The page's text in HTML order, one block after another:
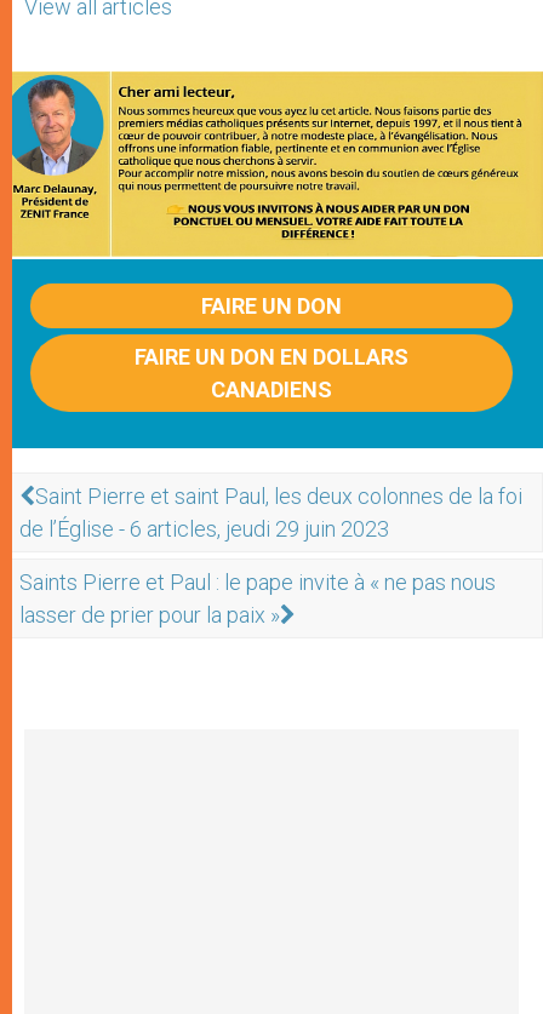
View all articles
FAIRE UN DON
FAIRE UN DON EN DOLLARS
CANADIENS
Saint Pierre et saint Paul, les deux colonnes de la foi
de l’Église - 6 articles, jeudi 29 juin 2023
Saints Pierre et Paul : le pape invite à « ne pas nous
lasser de prier pour la paix »